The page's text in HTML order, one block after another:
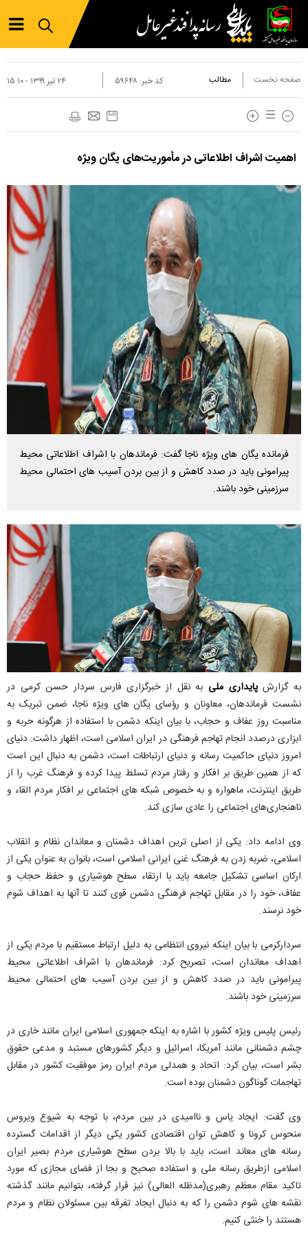
صفحه نخست مطالب ۲۴ تير ۱۳۹۹ - ۱۵:۱۰ کد خبر: ۵۹۶۴۸
اهمیت اشراف اطلاعاتی در مأموریت‌های یگان ویژه
فرمانده یگان های ویژه ناجا گفت: فرماندهان با اشراف اطلاعاتی محیط
پیرامونی باید در صدد کاهش و از بین بردن آسیب های احتمالی محیط
سرزمینی خود باشند.
به گزارشپایداری ملی به نقل از خبرگزاری فارس سردار حسن کرمی در
نشست فرماندهان، معاونان و رؤسای یگان های ویژه ناجا، ضمن تبریک به
مناسبت روز عفاف و حجاب، با بیان اینکه دشمن با استفاده از هرگونه حربه و
ابزاری درصدد انجام تهاجم فرهنگی در ایران اسلامی است، اظهار داشت: دنیای
امروز دنیای حاکمیت رسانه و دنیای ارتباطات است، دشمن به دنبال این است
که از همین طریق بر افکار و رفتار مردم تسلط پیدا کرده و فرهنگ غرب را از
طریق اینترنت، ماهواره و به خصوص شبکه های اجتماعی بر افکار مردم القاء و
ناهنجاری‌های اجتماعی را عادی سازی کند.
وی ادامه داد: یکی از اصلی ترین اهداف دشمنان و معاندان نظام و انقلاب
اسلامی، ضربه زدن به فرهنگ غنی ایرانی اسلامی است، بانوان به عنوان یکی از
ارکان اساسی تشکیل جامعه باید با ارتقاء سطح هوشیاری و حفظ حجاب و
عفاف، خود را در مقابل تهاجم فرهنگی دشمن قوی کنند تا آنها به اهداف شوم
خود نرسند.
سردارکرمی با بیان اینکه نیروی انتظامی به دلیل ارتباط مستقیم با مردم یکی از
اهداف معاندان است، تصریح کرد: فرماندهان با اشراف اطلاعاتی محیط
پیرامونی باید در صدد کاهش و از بین بردن آسیب های احتمالی محیط
سرزمینی خود باشند.
رئیس پلیس ویژه کشور با اشاره به اینکه جمهوری اسلامی ایران مانند خاری در
چشم دشمنانی مانند آمریکا، اسرائیل و دیگر کشورهای مستبد و مدعی حقوق
بشر است، بیان کرد: اتحاد و همدلی مردم ایران رمز موفقیت کشور در مقابل
تهاجمات گوناگون دشمنان بوده است.
وی گفت: ایجاد یاس و ناامیدی در بین مردم، با توجه به شیوع ویروس
منحوس کرونا و کاهش توان اقتصادی کشور یکی دیگر از اقدامات گسترده
رسانه های معاند است، باید با بالا بردن سطح هوشیاری مردم بصیر ایران
اسلامی ازطریق رسانه ملی و استفاده صحیح و بجا از فضای مجازی که مورد
تاکید مقام معظم رهبری(مدظله العالی) نیز قرار گرفته، بتوانیم مانند گذشته
نقشه های شوم دشمن را که به دنبال ایجاد تفرقه بین مسئولان نظام و مردم
هستند را خنثی کنیم.